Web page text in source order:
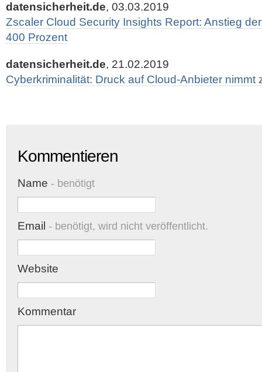
datensicherheit.de, 03.03.2019
Zscaler Cloud Security Insights Report: Anstieg
400 Prozent
datensicherheit.de, 21.02.2019
Cyberkriminalität: Druck auf Cloud-Anbieter nimmt
Kommentieren
Name - benötigt
Email - benötigt, wird nicht veröffentlicht.
Website
Kommentar